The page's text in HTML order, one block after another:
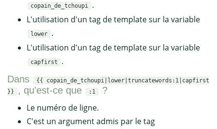
copain_de_tchoupi
.
L'utilisation d'un tag de template sur la variable
lower
.
L'utilisation d'un tag de template sur la variable
capfirst
.
Dans
{{ copain_de_tchoupi|lower|truncatewords:1|capfirst
}}
, qu'est-ce que :1
?
Le numéro de ligne.
C'est un argument admis par le tag